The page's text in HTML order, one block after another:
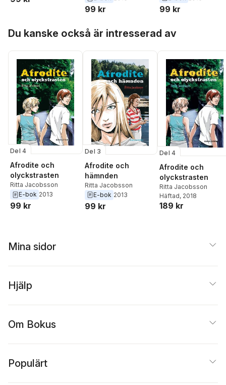
99 kr 99 kr
Du kanske också är intresserad av
Del 4
Afrodite och
olyckstrasten
Ritta Jacobsson
E-bok 2013
99 kr
Del 3
Afrodite och
hämnden
Ritta Jacobsson
E-bok 2013
99 kr
Del 4
Afrodite och
olyckstrasten
Ritta Jacobsson
Häftad, 2018
189 kr
Mina sidor
Hjälp
Om Bokus
Populärt